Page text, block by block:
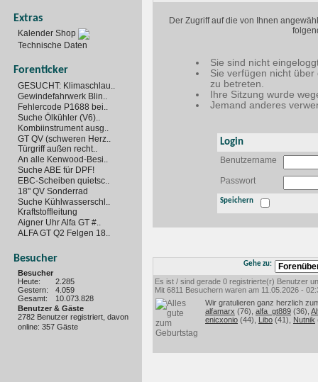
Extras
Kalender Shop
Technische Daten
Forenticker
GESUCHT: Klimaschlau..
Gewindefahrwerk Blin..
Fehlercode P1688 bei..
Suche Ölkühler (V6)..
Kombiinstrument ausg..
GT QV (schweren Herz..
Türgriff außen recht..
An alle Kenwood-Besi..
Suche ABE für DPF!
EBC-Scheiben quietsc..
18" QV Sonderrad
Suche Kühlwasserschl..
Kraftstoffleitung
Aigner Uhr Alfa GT #..
ALFA GT Q2 Felgen 18..
Besucher
Besucher
Heute:
2.285
Gestern:
4.059
Gesamt:
10.073.828
Benutzer & Gäste
2782 Benutzer registriert, davon
online: 357 Gäste
Der Zugriff auf die von Ihnen
Sie sind nicht
Sie verfügen nicht
zu betreten.
Ihre Sitzung wurde
Jemand anderes
Login
Benutzername
Passwort
Speichern
Gehe zu:
Es ist / sind gerade 0 registrierte(r) Benutzer
Mit 6811 Besuchern waren am 11.05.2026 -
Wir gratulieren ganz herzlich
alfamarx (76), alfa_gt889 (36),
enicxonio (44), Libo (41), Nutnik